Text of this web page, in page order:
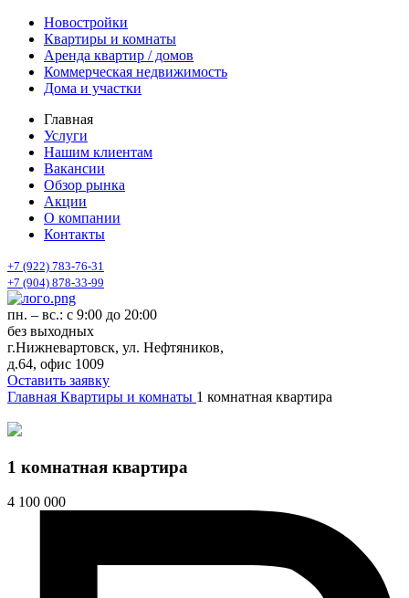
Новостройки
Квартиры и комнаты
Аренда квартир / домов
Коммерческая недвижимость
Дома и участки
Главная
Услуги
Нашим клиентам
Вакансии
Обзор рынка
Акции
О компании
Контакты
+7 (922) 783-76-31
+7 (904) 878-33-99
пн. – вс.: с 9:00 до 20:00
без выходных
г.Нижневартовск, ул. Нефтяников,
д.64, офис 1009
Оставить заявку
Главная Квартиры и комнаты 1 комнатная квартира
1 комнатная квартира
4 100 000